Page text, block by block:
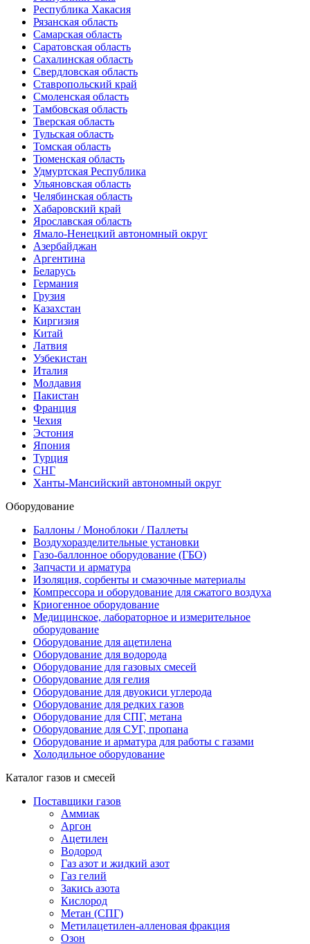
Республика Хакасия
Рязанская область
Самарская область
Саратовская область
Сахалинская область
Свердловская область
Ставропольский край
Смоленская область
Тамбовская область
Тверская область
Тульская область
Томская область
Тюменская область
Удмуртская Республика
Ульяновская область
Челябинская область
Хабаровский край
Ярославская область
Ямало-Ненецкий автономный округ
Азербайджан
Аргентина
Беларусь
Германия
Грузия
Казахстан
Киргизия
Китай
Латвия
Узбекистан
Италия
Молдавия
Пакистан
Франция
Чехия
Эстония
Япония
Турция
СНГ
Ханты-Мансийский автономный округ
Оборудование
Баллоны / Моноблоки / Паллеты
Воздухоразделительные установки
Газо-баллонное оборудование (ГБО)
Запчасти и арматура
Изоляция, сорбенты и смазочные материалы
Компрессора и оборудование для сжатого воздуха
Криогенное оборудование
Медицинское, лабораторное и измерительное
оборудование
Оборудование для ацетилена
Оборудование для водорода
Оборудование для газовых смесей
Оборудование для гелия
Оборудование для двуокиси углерода
Оборудование для редких газов
Оборудование для СПГ, метана
Оборудование для СУГ, пропана
Оборудование и арматура для работы с газами
Холодильное оборудование
Каталог газов и смесей
Поставщики газов
Аммиак
Аргон
Ацетилен
Водород
Газ азот и жидкий азот
Газ гелий
Закись азота
Кислород
Метан (СПГ)
Метилацетилен-алленовая фракция
Озон